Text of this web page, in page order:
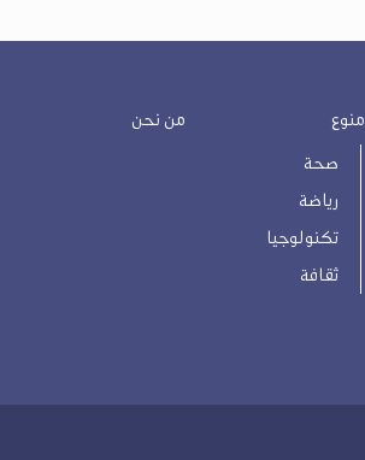
منوع
صحة
رياضة
تكنولوجيا
ثقافة
من نحن